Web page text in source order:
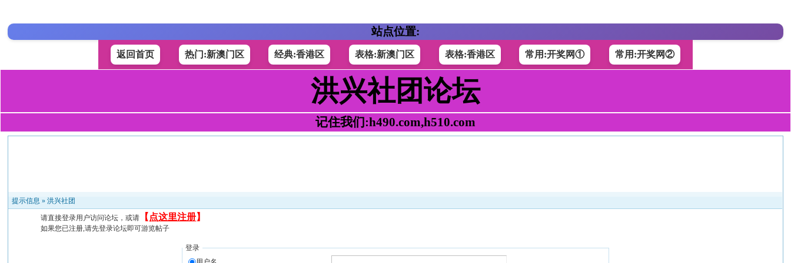
站点位置:
返回首页 热门:新澳门区 经典:香港区 表格:新澳门区 表格:香港区 常用:开奖网① 常用:开奖网②
洪兴社团论坛
记住我们:h490.com,h510.com
提示信息 »洪兴社团
请直接登录用户访问论坛，或请 【 点这里注册】
如果您已注册,请先登录论坛即可游览帖子
登录